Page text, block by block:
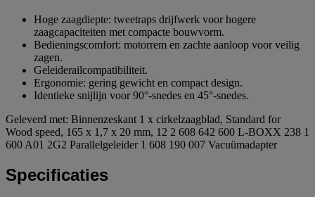
Hoge zaagdiepte: tweetraps drijfwerk voor hogere
zaagcapaciteiten met compacte bouwvorm.
Bedieningscomfort: motorrem en zachte aanloop voor veilig
zagen.
Geleiderailcompatibiliteit.
Ergonomie: gering gewicht en compact design.
Identieke snijlijn voor 90°-snedes en 45°-snedes.
Geleverd met: Binnenzeskant 1 x cirkelzaagblad, Standard for
Wood speed, 165 x 1,7 x 20 mm, 12 2 608 642 600 L-BOXX 238 1
600 A01 2G2 Parallelgeleider 1 608 190 007 Vacuümadapter
Specificaties